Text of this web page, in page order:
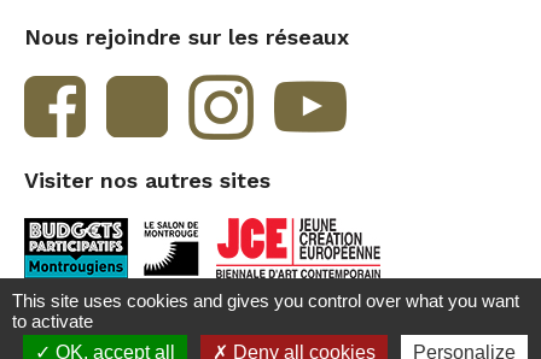
This site uses cookies and gives you control over what you want
to activate
OK, accept all
Deny all cookies Personalize
Besoin d'aide ?
Nous rejoindre sur les réseaux
Visiter nos autres sites
Accueil Contact Crédits et mentions légales